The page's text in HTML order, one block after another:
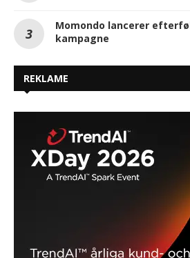
Momondo lancerer
kampagne
REKLAME